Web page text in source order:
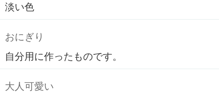
淡い色
おにぎり
自分用に作ったものです。
大人可愛い